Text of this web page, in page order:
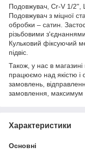
Подовжувач, Cr-V 1/2",
Подовжувач з міцної
обробки – сатин.
різьбовими
Кульковий фіксуючий
підвіс.
Також, у нас в
працюємо над якістю і
замовлень,
замовлення, максимум
Характеристики
Основні